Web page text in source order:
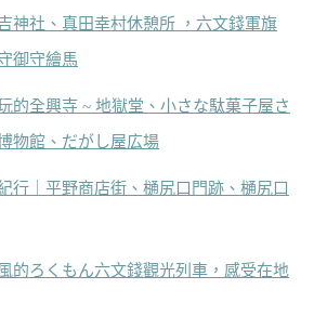
神社、真田幸村休憩所 ，六文錢軍旗
御守繪馬
的全興寺 ~ 地獄堂、小さな駄菓子屋さ
物館、だがし屋広場
行｜平野商店街、樋尻口門跡、樋尻口
的ろくもん六文錢觀光列車，感受在地